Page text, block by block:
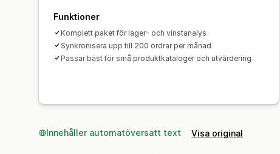
Funktioner
Komplett paket för lager- och vinstanalys
Synkronisera upp till 200 ordrar per månad
Passar bäst för små produktkataloger och utvärdering
Innehåller automatöversatt text Visa original